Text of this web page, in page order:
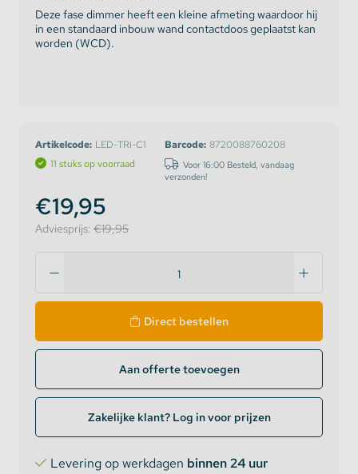
Deze fase dimmer heeft een kleine afmeting waardoor hij
in een standaard inbouw wand contactdoos geplaatst kan
worden (WCD).
Artikelcode: LED-TRI-C1 Barcode: 8720088760208
11 stuks op voorraad
Voor 16:00 Besteld, vandaag
verzonden!
€19,95
Adviesprijs: €19,95
Direct bestellen
Aan offerte toevoegen
Zakelijke klant? Log in voor prijzen
Levering op werkdagen binnen 24 uur